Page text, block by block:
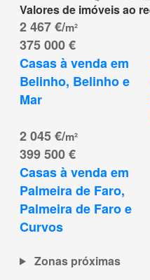
Valores de imóveis ao
375 000 €
2 467 €/m²
Casas à venda em
Belinho, Belinho e
Mar
399 500 €
2 045 €/m²
Casas à venda em
Palmeira de Faro,
Palmeira de Faro e
Curvos
Zonas próximas